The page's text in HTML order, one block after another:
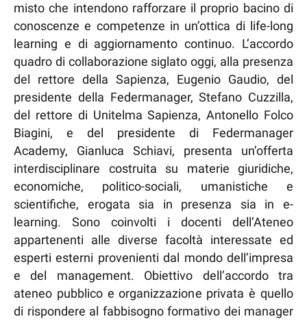
misto che intendono rafforzare il proprio bacino di
conoscenze e competenze in un’ottica di life-long
learning e di aggiornamento continuo. L’accordo
quadro di collaborazione siglato oggi, alla presenza
del rettore della Sapienza, Eugenio Gaudio, del
presidente della Federmanager, Stefano Cuzzilla,
del rettore di Unitelma Sapienza, Antonello Folco
Biagini, e del presidente di Federmanager
Academy, Gianluca Schiavi, presenta un’offerta
interdisciplinare costruita su materie giuridiche,
economiche, politico-sociali, umanistiche e
scientifiche, erogata sia in presenza sia in e-
learning. Sono coinvolti i docenti dell’Ateneo
appartenenti alle diverse facoltà interessate ed
esperti esterni provenienti dal mondo dell’impresa
e del management. Obiettivo dell’accordo tra
ateneo pubblico e organizzazione privata è quello
di rispondere al fabbisogno formativo dei manager